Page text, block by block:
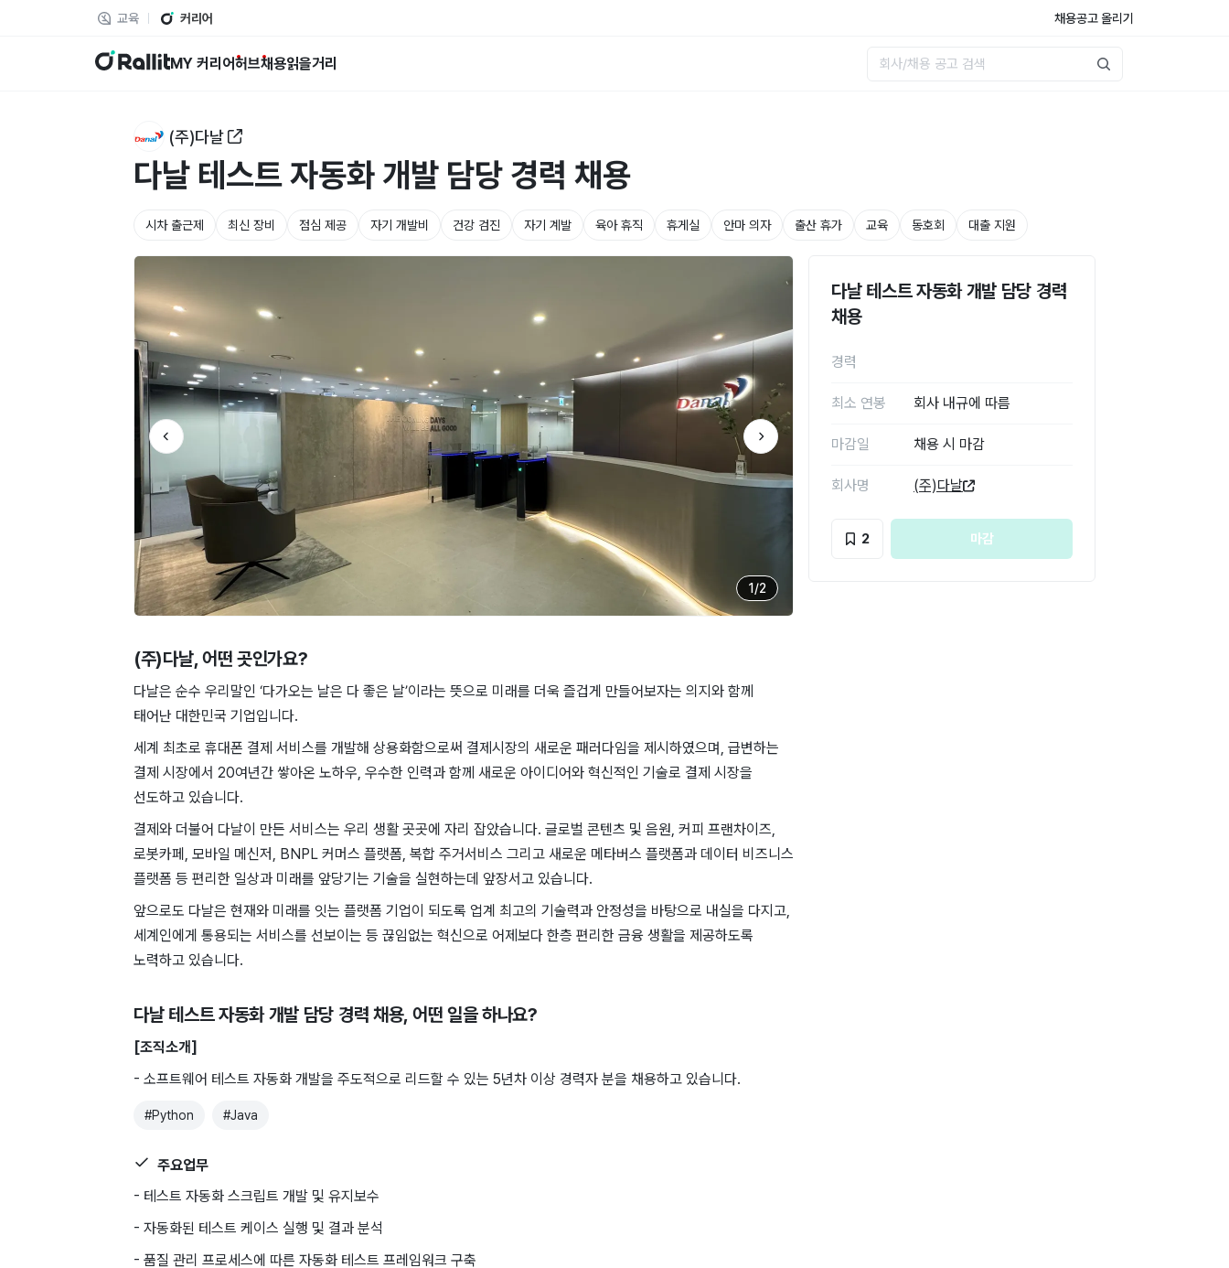
교육 커리어 채용공고 올리기
랠릿 MY 커리어허브채용읽을거리
(주)다날
다날 테스트 자동화 개발 담당 경력 채용
시차 출근제 최신 장비 점심 제공 자기 개발비 건강 검진 자기 계발 육아 휴직 휴게실 안마 의자 출산 휴가 교육 동호회 대출 지원
1/2
(주)다날, 어떤 곳인가요?
다날은 순수 우리말인 ‘다가오는 날은 다 좋은 날’이라는 뜻으로 미래를 더욱 즐겁게 만들어보자는 의지와 함께
태어난 대한민국 기업입니다.
세계 최초로 휴대폰 결제 서비스를 개발해 상용화함으로써 결제시장의 새로운 패러다임을 제시하였으며, 급변하는
결제 시장에서 20여년간 쌓아온 노하우, 우수한 인력과 함께 새로운 아이디어와 혁신적인 기술로 결제 시장을
선도하고 있습니다.
결제와 더불어 다날이 만든 서비스는 우리 생활 곳곳에 자리 잡았습니다. 글로벌 콘텐츠 및 음원, 커피 프랜차이즈,
로봇카페, 모바일 메신저, BNPL 커머스 플랫폼, 복합 주거서비스 그리고 새로운 메타버스 플랫폼과 데이터 비즈니스
플랫폼 등 편리한 일상과 미래를 앞당기는 기술을 실현하는데 앞장서고 있습니다.
앞으로도 다날은 현재와 미래를 잇는 플랫폼 기업이 되도록 업계 최고의 기술력과 안정성을 바탕으로 내실을 다지고,
세계인에게 통용되는 서비스를 선보이는 등 끊임없는 혁신으로 어제보다 한층 편리한 금융 생활을 제공하도록
노력하고 있습니다.
다날 테스트 자동화 개발 담당 경력 채용, 어떤 일을 하나요?
[조직소개]
- 소프트웨어 테스트 자동화 개발을 주도적으로 리드할 수 있는 5년차 이상 경력자 분을 채용하고 있습니다.
#Python #Java
주요업무
- 테스트 자동화 스크립트 개발 및 유지보수
- 자동화된 테스트 케이스 실행 및 결과 분석
- 품질 관리 프로세스에 따른 자동화 테스트 프레임워크 구축
다날 테스트 자동화 개발 담당 경력
채용
경력
최소 연봉 회사 내규에 따름
마감일 채용 시 마감
회사명 (주)다날
2 마감